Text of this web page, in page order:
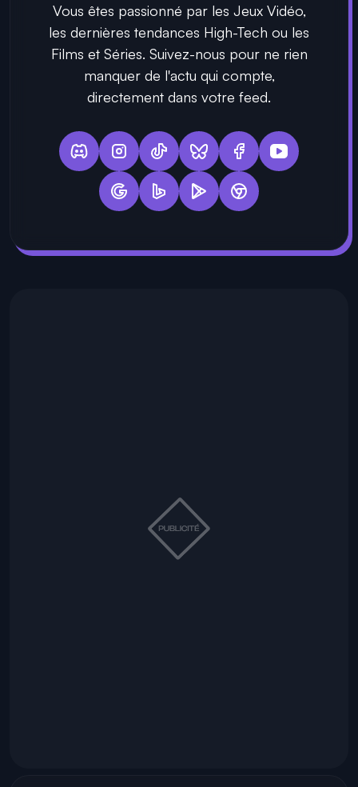
Vous êtes passionné par les Jeux Vidéo,
les dernières tendances High-Tech ou les
Films et Séries. Suivez-nous pour ne rien
manquer de l'actu qui compte,
directement dans votre feed.